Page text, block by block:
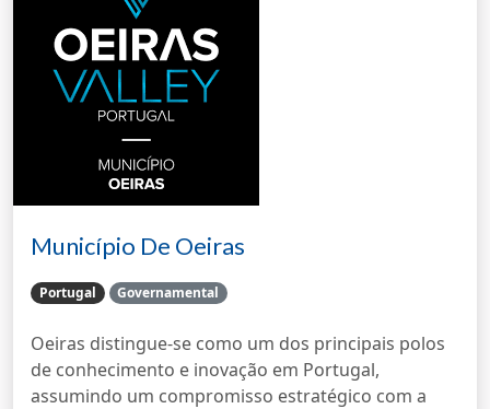
Município De Oeiras
Portugal Governamental
Oeiras distingue-se como um dos principais polos
de conhecimento e inovação em Portugal,
assumindo um compromisso estratégico com a